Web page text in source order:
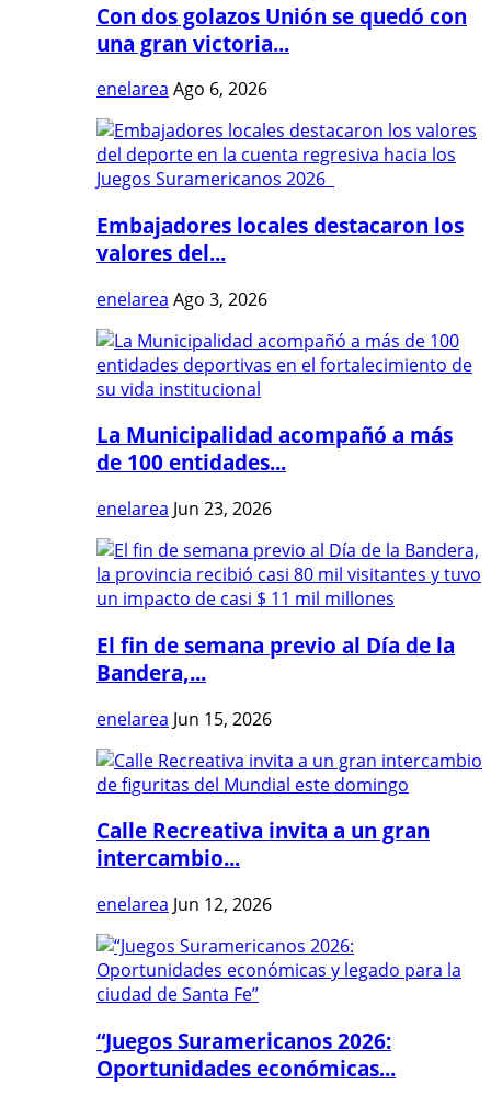
Con dos golazos Unión se quedó con
una gran victoria...
enelarea Ago 6, 2026
Embajadores locales destacaron los
valores del...
enelarea Ago 3, 2026
La Municipalidad acompañó a más
de 100 entidades...
enelarea Jun 23, 2026
El fin de semana previo al Día de la
Bandera,...
enelarea Jun 15, 2026
Calle Recreativa invita a un gran
intercambio...
enelarea Jun 12, 2026
“Juegos Suramericanos 2026:
Oportunidades económicas...